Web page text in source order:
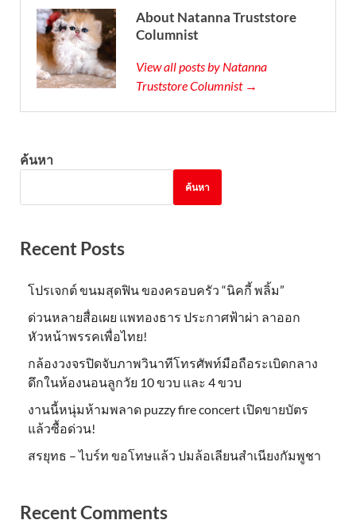
About Natanna Truststore
View all posts by Natanna
ค้นหา
โปรเจกต์ ขนมสุดฟิน ของครอบครัว “นิคกี้ พลิ้ม”
ด่วนหลายสื่อเผย แพทองธาร ประกาศฟ้าผ่า ลาออก
หัวหน้าพรรคเพื่อไทย!
กล้องวงจรปิดจับภาพวินาทีโทรศัพท์มือถือระเบิดกลาง
ดึกในห้องนอนลูกวัย 10 ขวบ และ 4 ขวบ
งานนี้หนุ่มห้ามพลาด puzzy fire concert เปิดขายบัตร
แล้วซื้อด่วน!